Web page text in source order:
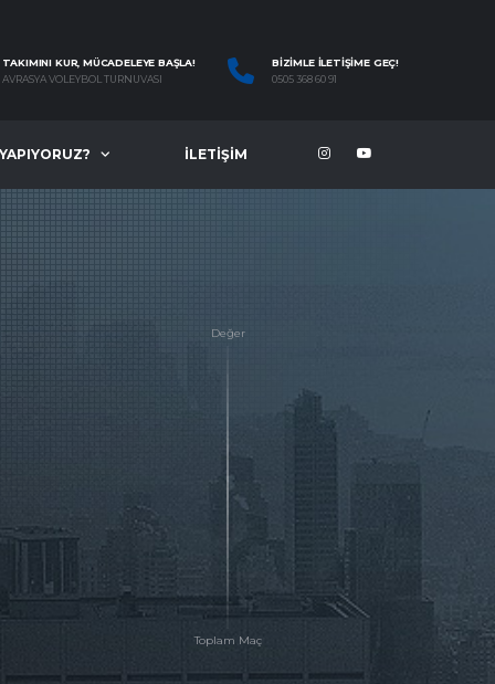
TAKIMINI KUR, MÜCADELEYE BAŞLA!
AVRASYA VOLEYBOL TURNUVASI
BIZIMLE İLETIŞIME GEÇ!
0505 368 60 91
İLETIŞIM